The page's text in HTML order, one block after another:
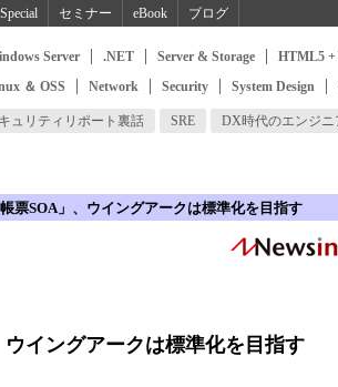
セミナー eBook ブログ
Server .NET Server & Storage HTML5
＆ OSS
Network Security System Design
ュリティリポート裏話 SRE DX時代のエンジニ
帳票SOA」、ウイングアークは標準化を目指す
ウイングアークは標準化を目指す